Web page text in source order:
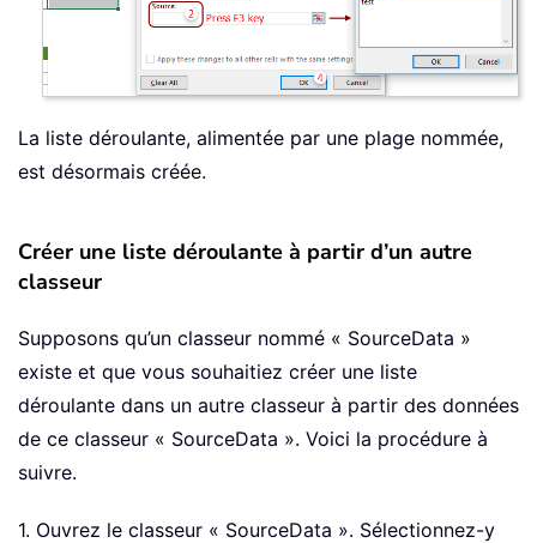
La liste déroulante, alimentée par une plage nommée,
est désormais créée.
Créer une liste déroulante à partir d’un autre
classeur
Supposons qu’un classeur nommé « SourceData »
existe et que vous souhaitiez créer une liste
déroulante dans un autre classeur à partir des données
de ce classeur « SourceData ». Voici la procédure à
suivre.
1. Ouvrez le classeur « SourceData ». Sélectionnez-y